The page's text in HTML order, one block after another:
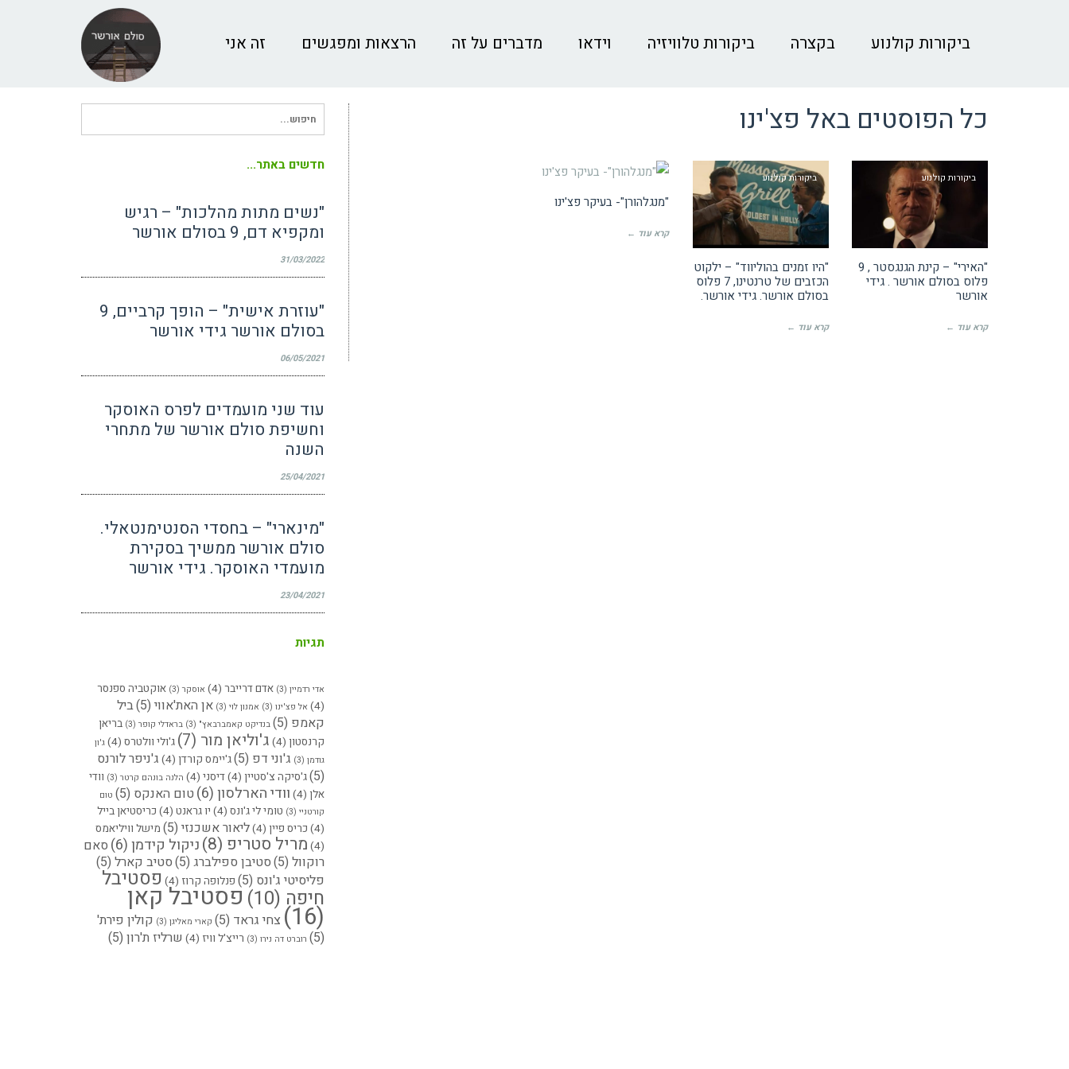
ביקורות קולנוע בקצרה ביקורות טלוויזיה וידאו מדברים על זה הרצאות ומפגשים זה אני
כל הפוסטים באל פצ'ינו
ביקורות קולנוע
"האירי" – קינת הגנגסטר , 9
פלוס בסולם אורשר . גידי
אורשר
קרא עוד ←
ביקורות קולנוע
"היו זמנים בהוליווד" – ילקוט
הכזבים של טרנטינו, 7 פלוס
בסולם אורשר. גידי אורשר.
קרא עוד ←
ביקורות קולנוע
"מנגלהורן"- בעיקר פצ'ינו
קרא עוד ←
עבור:
חדשים באתר...
"נשים מתות מהלכות" – רגיש
ומקפיא דם, 9 בסולם אורשר
31/03/2022
"עוזרת אישית" – הופך קרביים, 9
בסולם אורשר גידי אורשר
06/05/2021
עוד שני מועמדים לפרס האוסקר
וחשיפת סולם אורשר של מתחרי
השנה
25/04/2021
"מינארי" – בחסדי הסנטימנטאלי.
סולם אורשר ממשיך בסקירת
מועמדי האוסקר. גידי אורשר
23/04/2021
תגיות
אדי רדמיין (3) אדם דרייבר (4) אוסקר (3)
אוקטביה ספנסר
(4)
אל פצ'ינו (3) אמנון לוי (3) אן האת'אווי (5)
ביל
קאמפ (5) בנדיקט קאמברבאץ" (3) בראדלי קופר (3)
בריאן
קרנסטון (4) ג'וליאן מור (7) ג'ולי וולטרס (4)
ג'ון
גודמן (3) ג'וני דפ (5) ג'יימס קורדן (4)
ג'ניפר לורנס
(5)
ג'סיקה צ'סטיין (4) דיסני (4) הלנה בונהם קרטר (3)
וודי
אלן (4) וודי הארלסון(6) טום האנקס (5)
טום
קורטניי (3) טומי לי ג'ונס (4) יו גראנט (4)
כריסטיאן בייל
(4)
כריס פיין (4) ליאור אשכנזי (5)
מישל וויליאמס
(4)
מריל סטריפ (8) ניקול קידמן(6)
סאם
רוקוול (5) סטיבן ספילברג (5) סטיב קארל (5)
פליסיטי ג'ונס (5) פנלופה קרוז (4) פסטיבל
חיפה (10) פסטיבל קאן
(16) צחי גראד (5) קארי מאליגן (3)
קולין פירת'
(5)
רוברט דה נירו (3) רייצ'ל וויז (4) שרליז ת'רון (5)